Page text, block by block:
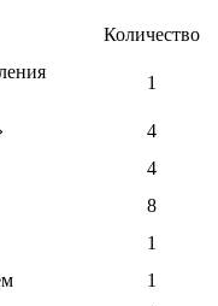
Количество
1
4
4
8
1
1